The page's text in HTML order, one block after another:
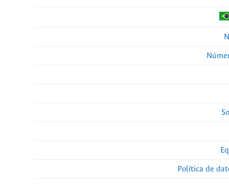
Política de